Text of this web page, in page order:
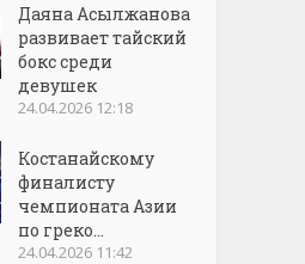
Даяна Асылжанова
развивает тайский
бокс среди
девушек
24.04.2026 12:18
Костанайскому
финалисту
чемпионата Азии
по греко...
24.04.2026 11:42